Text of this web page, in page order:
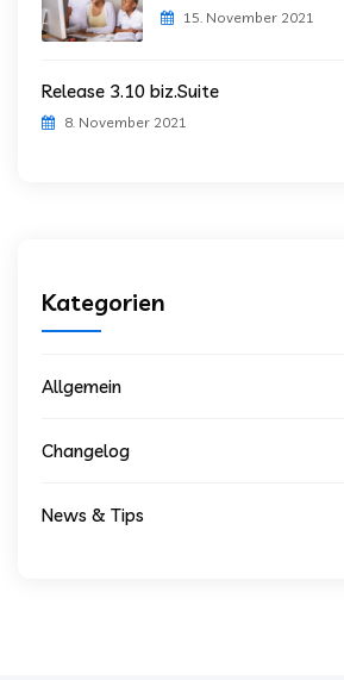
15. November 2021
Release 3.10 biz.Suite
8. November 2021
Kategorien
Allgemein
Changelog
News & Tips